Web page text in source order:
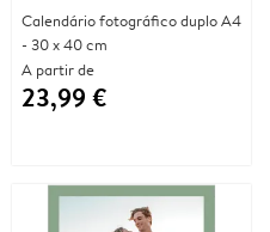
Calendário fotográfico duplo A4
- 30 x 40 cm
A partir de
23,99 €